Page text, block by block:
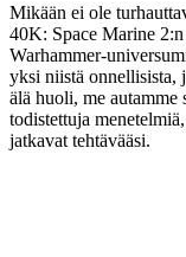
Mikään ei ole
40K: Space Marine
Warhammer-
yksi niistä onnellisista,
älä huoli, me autamme
todistettuja
jatkavat tehtävääsi.